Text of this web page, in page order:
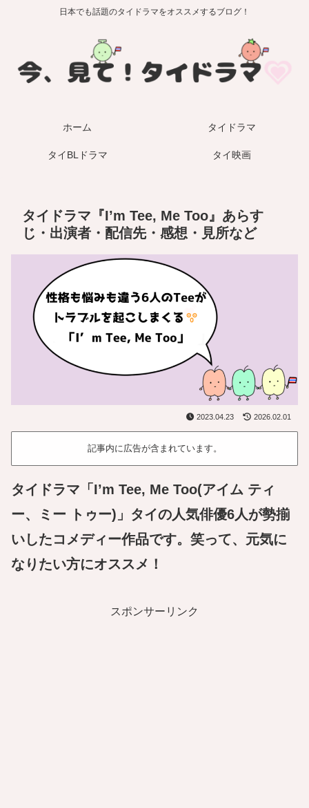
日本でも話題のタイドラマをオススメするブログ！
ホーム タイドラマ
タイBLドラマ タイ映画
タイドラマ『I’m Tee, Me Too』あらす
じ・出演者・配信先・感想・見所など
2023.04.23 2026.02.01
記事内に広告が含まれています。
タイドラマ「I’m Tee, Me Too(アイム ティ
ー、ミー トゥー)」タイの人気俳優6人が勢揃
いしたコメディー作品です。笑って、元気に
なりたい方にオススメ！
スポンサーリンク